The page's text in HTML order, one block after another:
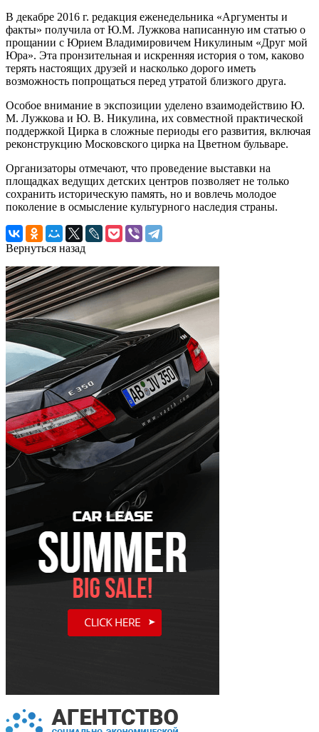
В декабре 2016 г. редакция еженедельника «Аргументы и
факты» получила от Ю.М. Лужкова написанную им статью о
прощании с Юрием Владимировичем Никулиным «Друг мой
Юра». Эта пронзительная и искренняя история о том, каково
терять настоящих друзей и насколько дорого иметь
возможность попрощаться перед утратой близкого друга.
Особое внимание в экспозиции уделено взаимодействию Ю.
М. Лужкова и Ю. В. Никулина, их совместной практической
поддержкой Цирка в сложные периоды его развития, включая
реконструкцию Московского цирка на Цветном бульваре.
Организаторы отмечают, что проведение выставки на
площадках ведущих детских центров позволяет не только
сохранить историческую память, но и вовлечь молодое
поколение в осмысление культурного наследия страны.
Вернуться назад